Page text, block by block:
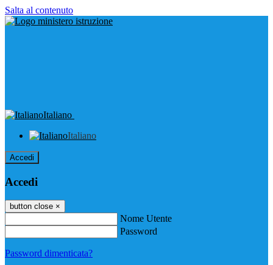
Salta al contenuto
Italiano
Italiano
Accedi
Accedi
button close ×
Nome Utente
Password
Password dimenticata?